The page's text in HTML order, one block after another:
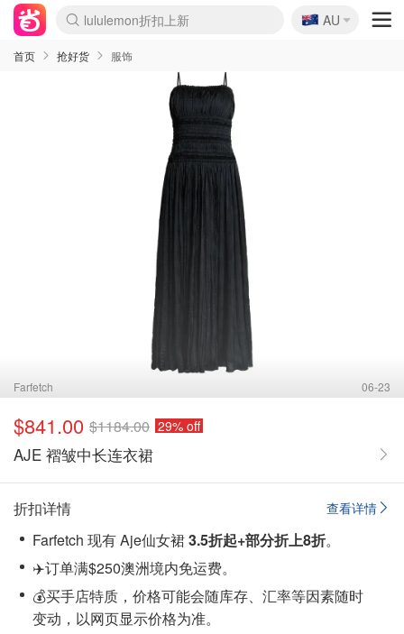
Sasa美妆护肤3.5折
SSENSE年中3折
FreshBeauty好价汇总
Cettire降价+叠9折
Farfetch折上8折
WWS Coles超市实拍
viagogo二手票捡漏
Myer清仓1折起
The Outnet奢牌1折起
David Jones 3折起
Flannels大牌1折
Perfumes Club护肤1折
AMIRO返校季6.2折
Oweek抽奖送Airpods
Amazon折扣汇总
eToro入金$200送$50
Amazon数码好物
ICONIC本周7.5折
ThedoubleF高奢地板价
Moose Knuckles 6折
丝芙兰5折起
EUFY官网3.7折起
Selenichast首饰2折
Trip机票酒店促销
YSL送5件彩妆礼
Amazon家居好物
BIGBANG巡演开票
David Jones时尚3折
Amazon美妆护肤
雅漾大喷$8
过敏原检测盒$33
伊索独家赠50ml沐浴露
科颜氏清仓3折
SEALIFE海洋馆门票6折
丝塔芙大白罐$16
订阅Newsletter送香薰
Cult Beauty 6.8折
Harrods圣诞日历2.3折
LN-CC奢牌私促3折
d'Alba空姐喷雾$16
EVE LOM套装逆天2折
Bernardelli独家4折
Adore Beauty 6折起
CT圣诞日历
Mytheresa奢品2.7折
Luxury Escapes 9折
Currentbody美容仪9折
MOON Garden Live
ALLSAINTS美衣3折
Roborock扫地机3.7折
Tingo Life水杯$24
Valentino官网5折
CR洗发护发6.3折
🇦🇺
AU
首页 抢好货 服饰
Farfetch 06-23
$841.00 $1184.00 29% off
AJE 褶皱中长连衣裙
查看详情
折扣详情
Farfetch 现有 Aje仙女裙3.5折起+部分折上8折。
✈️订单满$250澳洲境内免运费。
💰买手店特质，价格可能会随库存、汇率等因素随时
变动，以网页显示价格为准。